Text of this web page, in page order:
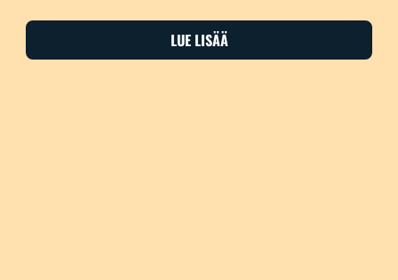
LUE LISÄÄ